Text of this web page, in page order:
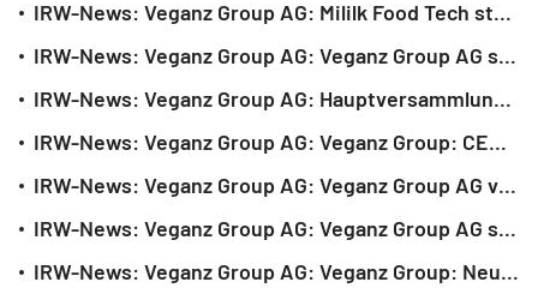
IRW-News: Veganz Group AG: Mililk Food Tech startet US-Export
IRW-News: Veganz Group AG: Veganz Group AG stärkt Eigenkapitalbasis - Gesamtvolumen rund 8,44 Mio. Euro
IRW-News: Veganz Group AG: Hauptversammlung beschließt Ausgründung von Tochtergesellschaften zur Aufnahme strategischer Investoren
IRW-News: Veganz Group AG: Veganz Group: CEO-Wechsel zum 1. Oktober 2025
IRW-News: Veganz Group AG: Veganz Group AG veröffentlicht vorläufiges Halbjahresergebnis 2025
IRW-News: Veganz Group AG: Veganz Group AG stärkt Eigenkapitalbasis durch Kapitalmaßnahmen mit einem Gesamtvolumen in Höhe von rund 7,1 Mio. Euro
IRW-News: Veganz Group AG: Veganz Group: Neugründung der Mililk FoodTech GmbH in Vorbereitung auf Einstieg strategischer Investoren in Q3/2025